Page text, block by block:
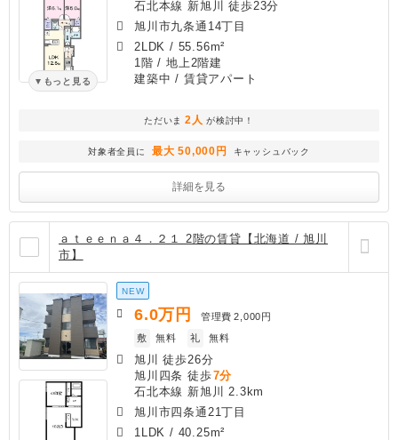
もっと見る
石北本線 新旭川 徒歩23分
旭川市九条通14丁目
2LDK / 55.56m²
1階 / 地上2階建
建築中 / 賃貸アパート
ただいま 2人 が検討中！
対象者全員に 最大 50,000円 キャッシュバック
詳細を見る
ａｔｅｅｎａ４．２１ 2階の賃貸【北海道 / 旭川
市】
NEW
6.0万円 管理費 2,000円
敷
無料 礼 無料
旭川 徒歩26分
旭川四条 徒歩7分
石北本線 新旭川 2.3km
旭川市四条通21丁目
1LDK / 40.25m²